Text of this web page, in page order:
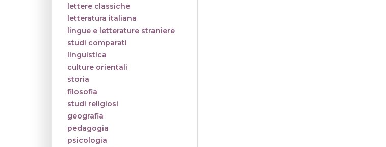
lettere classiche
letteratura italiana
lingue e letterature straniere
studi comparati
linguistica
culture orientali
storia
filosofia
studi religiosi
geografia
pedagogia
psicologia